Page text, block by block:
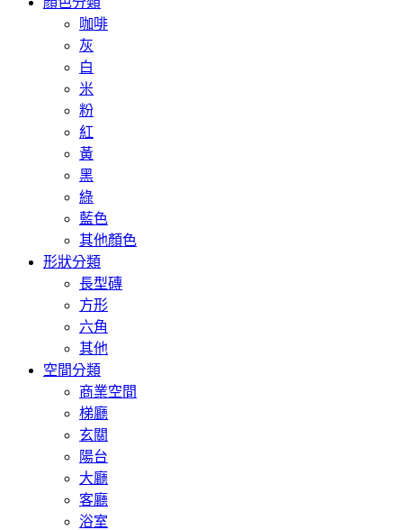
咖啡
灰
白
米
粉
紅
黃
黑
綠
藍色
其他顏色
形狀分類
長型磚
方形
六角
其他
空間分類
商業空間
梯廳
玄關
陽台
大廳
客廳
浴室